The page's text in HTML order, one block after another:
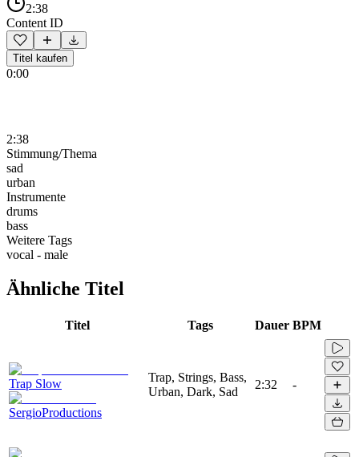
2:38
Content ID
Titel kaufen
0:00
2:38
Stimmung/Thema
sad
urban
Instrumente
drums
bass
Weitere Tags
vocal - male
Ähnliche Titel
Titel Tags Dauer BPM
Trap Slow
SergioProductions
Trap, Strings, Bass,
Urban, Dark, Sad
2:32 -